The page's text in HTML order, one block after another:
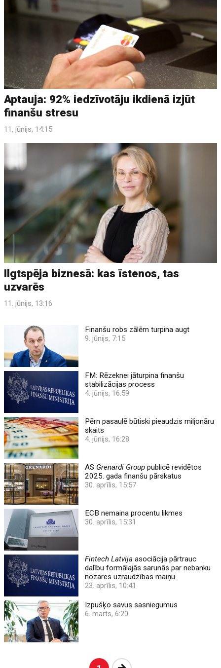
Aptauja: 92% iedzīvotāju ikdienā izjūt
finanšu stresu
11. jūnijs, 14:15
Ilgtspēja biznesā: kas īstenos, tas
uzvarēs
11. jūnijs, 13:16
Finanšu robs zālēm turpina augt
9. jūnijs, 7:15
FM: Rēzeknei jāturpina finanšu
stabilizācijas process
4. jūnijs, 16:59
Pērn pasaulē būtiski pieaudzis miljonāru
skaits
4. jūnijs, 16:28
AS Grenardi Group publicē revidētos
2025. gada finanšu pārskatus
30. aprīlis, 15:57
ECB nemaina procentu likmes
30. aprīlis, 15:31
Fintech Latvija asociācija pārtrauc
dalību formālajās sarunās par nebanku
nozares uzraudzības maiņu
23. aprīlis, 10:41
Izpušķo savus sasniegumus
6. marts, 6:20